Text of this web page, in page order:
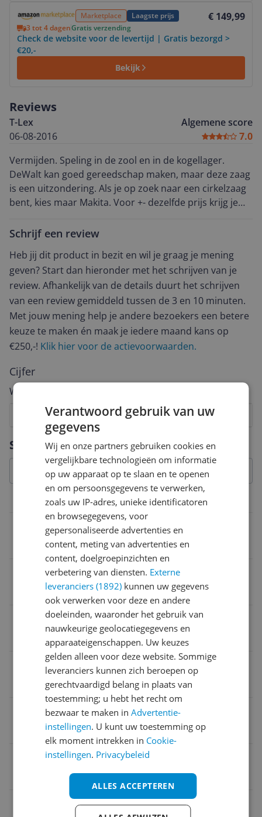
Marketplace Laagste prijs € 149,99
3 tot 4 dagenGratis verzending
Check de website voor de levertijd | Gratis bezorgd >
€20,-
Bekijk
Specificaties
Technisch
Vermogen
1.600 Hz
Aandrijving
Diameter zaagblad
150 tot 200 mm
Zaagdiepte (90°)
Werkt op
Netstroom
5035048377581
Functies
Reviews
T-Lex
06-08-2016
Algemene score
7.0
Vermijden. Speling in de zool en in de kogellager.
DeWalt kan goed gereedschap maken, maar deze zaag
is een uitzondering. Als je op zoek naar een cirkelzaag
bent, kies maar Makita. Voor +- dezelfde prijs krijg je
Schrijf een review
Heb jij dit product in bezit en wil je graag je mening
geven? Start dan hieronder met het schrijven van je
review. Afhankelijk van de details duurt het schrijven
van een review gemiddeld tussen de 3 en 10 minuten.
Met jouw mening help je andere bezoekers een betere
keuze te maken én maak je iedere maand kans op
€250,-! Klik hier voor de actievoorwaarden.
Cijfer
Welk cijfer geef jij dit product?
9
8
7
6
5
4
3
2
Verantwoord gebruik van uw
gegevens
Wij en onze partners gebruiken cookies en
vergelijkbare technologieën om informatie
op uw apparaat op te slaan en te openen
en om persoonsgegevens te verwerken,
zoals uw IP-adres, unieke identificatoren
en browsegegevens, voor
gepersonaliseerde advertenties en
content, meting van advertenties en
content, doelgroepinzichten en
verbetering van diensten. Externe
leveranciers (1892) kunnen uw gegevens
ook verwerken voor deze en andere
doeleinden, waaronder het gebruik van
nauwkeurige geolocatiegegevens en
apparaateigenschappen. Uw keuzes
gelden alleen voor deze website. Sommige
leveranciers kunnen zich beroepen op
gerechtvaardigd belang in plaats van
toestemming; u hebt het recht om
bezwaar te maken inAdvertentie-
instellingen. U kunt uw toestemming op
elk moment intrekken in Cookie-
instellingen. Privacybeleid
ALLES ACCEPTEREN